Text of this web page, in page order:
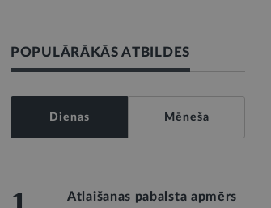
POPULĀRĀKĀS ATBILDES
Dienas Mēneša
Atlaišanas pabalsta apmērs